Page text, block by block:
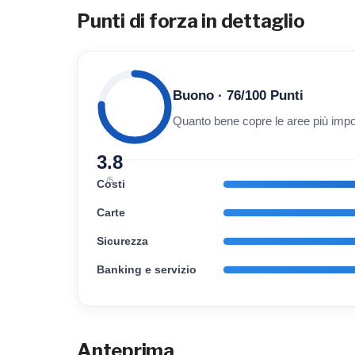
Punti di forza in dettaglio
3.8
/5
Buono · 76/100 Punti
Quanto bene copre le aree più
Costi
Carte
Sicurezza
Banking e servizio
Anteprima